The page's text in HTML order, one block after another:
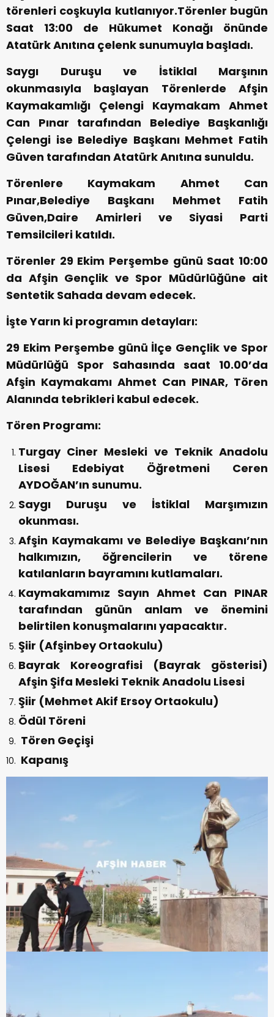
törenleri coşkuyla kutlanıyor.Törenler bugün
Saat 13:00 de Hükumet Konağı önünde
Atatürk Anıtına çelenk sunumuyla başladı.
Saygı Duruşu ve İstiklal Marşının
okunmasıyla başlayan Törenlerde Afşin
Kaymakamlığı Çelengi Kaymakam Ahmet
Can Pınar tarafından Belediye Başkanlığı
Çelengi ise Belediye Başkanı Mehmet Fatih
Güven tarafından Atatürk Anıtına sunuldu.
Törenlere Kaymakam Ahmet Can
Pınar,Belediye Başkanı Mehmet Fatih
Güven,Daire Amirleri ve Siyasi Parti
Temsilcileri katıldı.
Törenler 29 Ekim Perşembe günü Saat 10:00
da Afşin Gençlik ve Spor Müdürlüğüne ait
Sentetik Sahada devam edecek.
İşte Yarın ki programın detayları:
29 Ekim Perşembe günü İlçe Gençlik ve Spor
Müdürlüğü Spor Sahasında saat 10.00’da
Afşin Kaymakamı Ahmet Can PINAR, Tören
Alanında tebrikleri kabul edecek.
Tören Programı:
Turgay Ciner Mesleki ve Teknik Anadolu
Lisesi Edebiyat Öğretmeni Ceren
AYDOĞAN’ın sunumu.
Saygı Duruşu ve İstiklal Marşımızın
okunması.
Afşin Kaymakamı ve Belediye Başkanı’nın
halkımızın, öğrencilerin ve törene
katılanların bayramını kutlamaları.
Kaymakamımız Sayın Ahmet Can PINAR
tarafından günün anlam ve önemini
belirtilen konuşmalarını yapacaktır.
Şiir (Afşinbey Ortaokulu)
Bayrak Koreografisi (Bayrak gösterisi)
Afşin Şifa Mesleki Teknik Anadolu Lisesi
Şiir (Mehmet Akif Ersoy Ortaokulu)
Ödül Töreni
Tören Geçişi
Kapanış